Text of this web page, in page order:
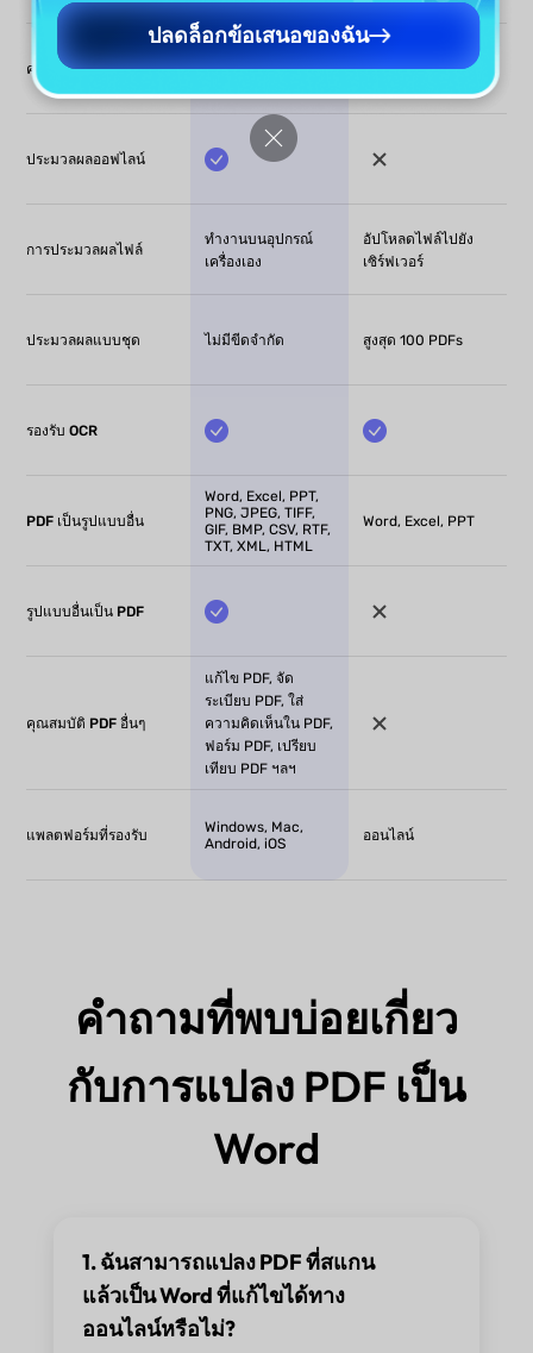
ความเร็ว 2 วินาที
ประมาณ 30 วินาที
ประมวลผลออฟไลน์
การประมวลผลไฟล์
ทำงานบนอุปกรณ์
เครื่องเอง
อัปโหลดไฟล์ไปยัง
เซิร์ฟเวอร์
ประมวลผลแบบชุด ไม่มีขีดจำกัด สูงสุด 100 PDFs
รองรับ OCR
PDF เป็นรูปแบบอื่น
Word, Excel, PPT,
PNG, JPEG, TIFF,
GIF, BMP, CSV, RTF,
TXT, XML, HTML
Word, Excel, PPT
รูปแบบอื่นเป็น PDF
คุณสมบัติ PDF อื่นๆ
แก้ไข PDF, จัด
ระเบียบ PDF, ใส่
ความคิดเห็นใน PDF,
ฟอร์ม PDF, เปรียบ
เทียบ PDF ฯลฯ
แพลตฟอร์มที่รองรับ
Windows, Mac,
Android, iOS
ออนไลน์
คำถามที่พบบ่อยเกี่ยว
กับการแปลง PDF เป็น
Word
1. ฉันสามารถแปลง PDF ที่สแกน
แล้วเป็น Word ที่แก้ไขได้ทาง
ออนไลน์หรือไม่?
ปลดล็อกข้อเสนอของฉัน